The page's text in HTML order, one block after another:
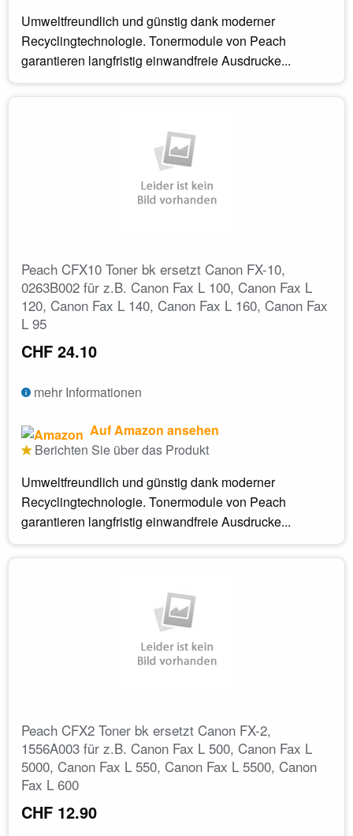
Umweltfreundlich und günstig dank moderner
Recyclingtechnologie. Tonermodule von Peach
garantieren langfristig einwandfreie Ausdrucke...
Peach CFX10 Toner bk ersetzt Canon FX-10,
0263B002 für z.B. Canon Fax L 100, Canon Fax L
120, Canon Fax L 140, Canon Fax L 160, Canon Fax
L 95
CHF 24.10
mehr Informationen
Auf Amazon ansehen
Berichten Sie über das Produkt
Umweltfreundlich und günstig dank moderner
Recyclingtechnologie. Tonermodule von Peach
garantieren langfristig einwandfreie Ausdrucke...
Peach CFX2 Toner bk ersetzt Canon FX-2,
1556A003 für z.B. Canon Fax L 500, Canon Fax L
5000, Canon Fax L 550, Canon Fax L 5500, Canon
Fax L 600
CHF 12.90